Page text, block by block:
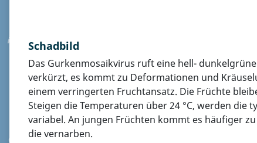
Schadbild
Das Gurkenmosaikvirus ruft eine hell-
verkürzt, es kommt zu Deformationen und
einem verringerten Fruchtansatz. Die Früchte
Steigen die Temperaturen über 24 °C, werden die
variabel. An jungen Früchten kommt es häufiger
die vernarben.